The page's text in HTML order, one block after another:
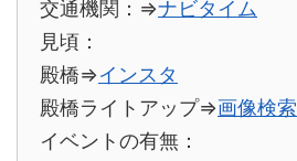
交通機関：⇒ナビタイム
見頃：
殿橋⇒インスタ
殿橋ライトアップ⇒画像検索
イベントの有無：